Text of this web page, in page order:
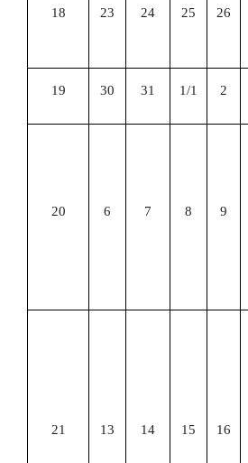
18 23 24 25 26
19 30 31 1/1 2
20 6 7 8 9
21 13 14 15 16